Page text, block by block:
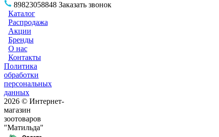
89823058848 Заказать звонок
Каталог
Распродажа
Акции
Бренды
О нас
Контакты
Политика
обработки
персональных
данных
2026 © Интернет-
магазин
зоотоваров
"Матильда"